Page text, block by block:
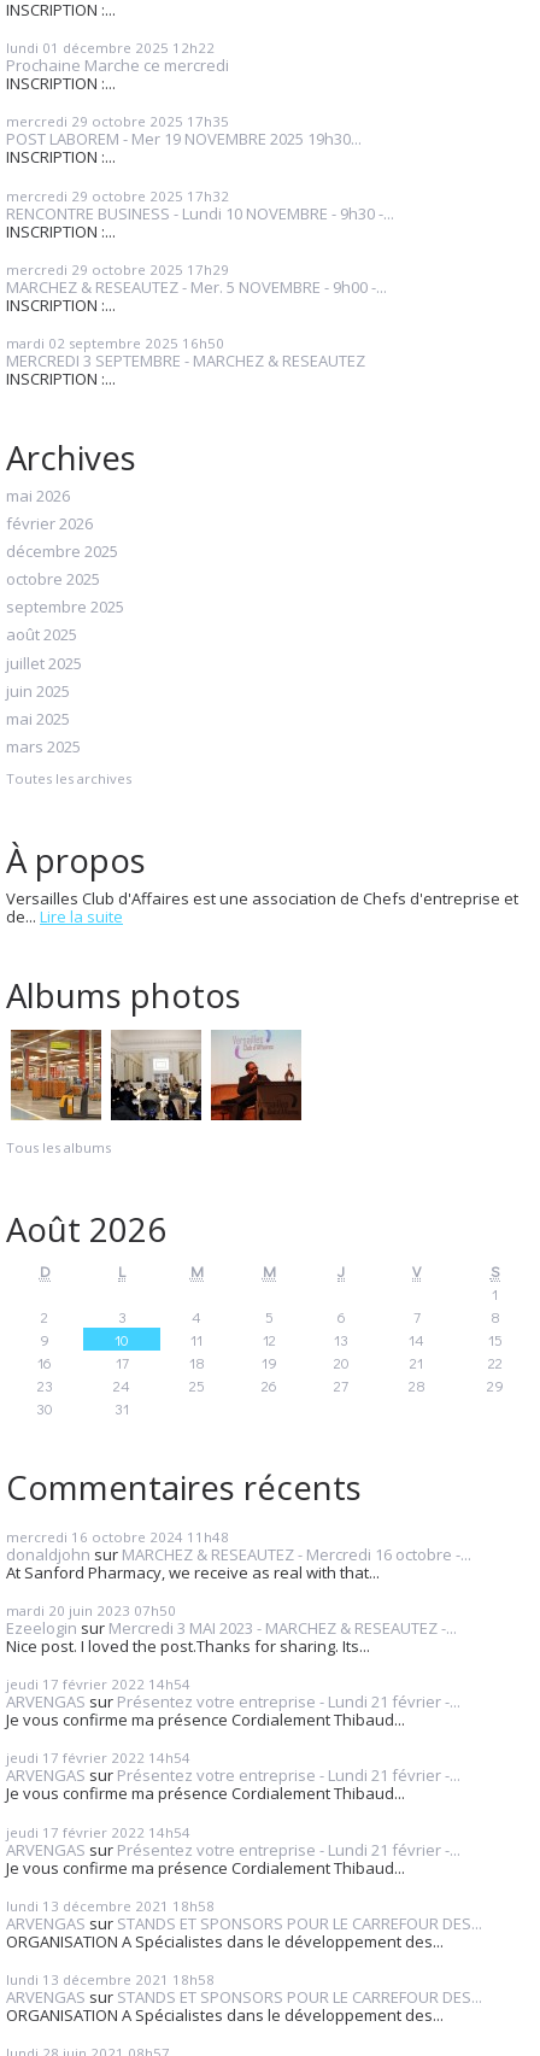
INSCRIPTION :...
lundi 01 décembre 2025 12h22
Prochaine Marche ce mercredi
INSCRIPTION :...
mercredi 29 octobre 2025 17h35
POST LABOREM - Mer 19 NOVEMBRE 2025 19h30...
INSCRIPTION :...
mercredi 29 octobre 2025 17h32
RENCONTRE BUSINESS - Lundi 10 NOVEMBRE - 9h30 -...
INSCRIPTION :...
mercredi 29 octobre 2025 17h29
MARCHEZ & RESEAUTEZ - Mer. 5 NOVEMBRE - 9h00 -...
INSCRIPTION :...
mardi 02 septembre 2025 16h50
MERCREDI 3 SEPTEMBRE - MARCHEZ & RESEAUTEZ
INSCRIPTION :...
Archives
mai 2026
février 2026
décembre 2025
octobre 2025
septembre 2025
août 2025
juillet 2025
juin 2025
mai 2025
mars 2025
Toutes les archives
À propos
Versailles Club d'Affaires est une association de Chefs d'entreprise et
de... Lire la suite
Albums photos
Tous les albums
Août 2026
D L M M J V
S
1
2
3 4 5 6 7
8
9
10 11 12 13 14
15
16
17 18 19 20 21
22
23
24 25 26 27 28
29
30
31
Commentaires récents
mercredi 16 octobre 2024 11h48
donaldjohn sur MARCHEZ & RESEAUTEZ - Mercredi 16 octobre -...
At Sanford Pharmacy, we receive as real with that...
mardi 20 juin 2023 07h50
Ezeelogin sur Mercredi 3 MAI 2023 - MARCHEZ & RESEAUTEZ -...
Nice post. I loved the post.Thanks for sharing. Its...
jeudi 17 février 2022 14h54
ARVENGAS sur Présentez votre entreprise - Lundi 21 février -...
Je vous confirme ma présence Cordialement Thibaud...
jeudi 17 février 2022 14h54
ARVENGAS sur Présentez votre entreprise - Lundi 21 février -...
Je vous confirme ma présence Cordialement Thibaud...
jeudi 17 février 2022 14h54
ARVENGAS sur Présentez votre entreprise - Lundi 21 février -...
Je vous confirme ma présence Cordialement Thibaud...
lundi 13 décembre 2021 18h58
ARVENGAS sur STANDS ET SPONSORS POUR LE CARREFOUR DES...
ORGANISATION A Spécialistes dans le développement des...
lundi 13 décembre 2021 18h58
ARVENGAS sur STANDS ET SPONSORS POUR LE CARREFOUR DES...
ORGANISATION A Spécialistes dans le développement des...